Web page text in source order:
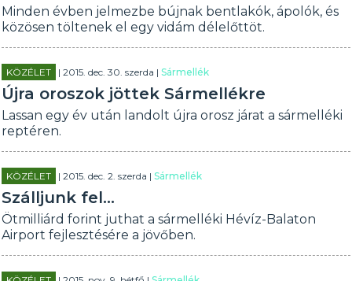
Minden évben jelmezbe bújnak bentlakók, ápolók, és
közösen töltenek el egy vidám délelőttöt.
KÖZÉLET | 2015. dec. 30. szerda |Sármellék
Újra oroszok jöttek Sármellékre
Lassan egy év után landolt újra orosz járat a sármelléki
reptéren.
KÖZÉLET | 2015. dec. 2. szerda |Sármellék
Szálljunk fel...
Ötmilliárd forint juthat a sármelléki Hévíz-Balaton
Airport fejlesztésére a jövőben.